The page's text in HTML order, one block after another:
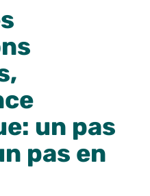
un pas
pas en